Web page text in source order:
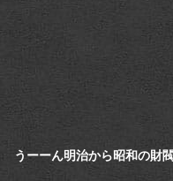
うーーん明治から昭和の財